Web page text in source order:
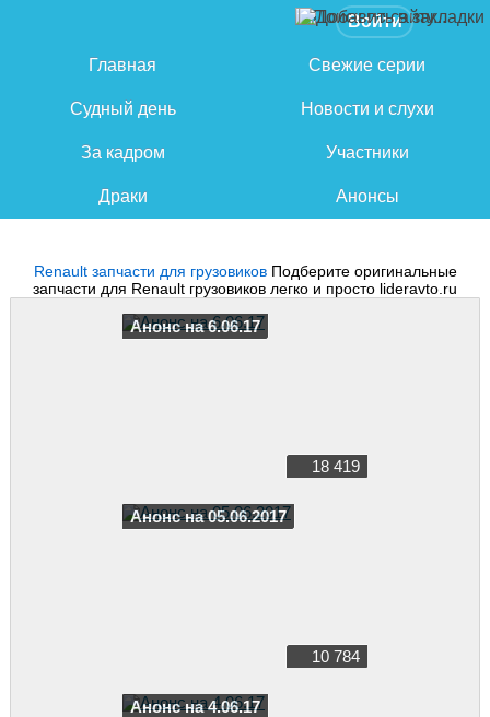
Войти
Главная Свежие серии
Судный день Новости и слухи
За кадром Участники
Драки Анонсы
Renault запчасти для грузовиковПодберите оригинальные
запчасти для Renault грузовиков легко и просто lideravto.ru
Анонс на 6.06.17
18 419
Анонс на 05.06.2017
10 784
Анонс на 4.06.17